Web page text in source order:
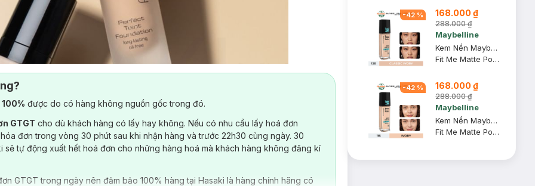
được do có hàng không nguồn gốc trong đó.
GTGT cho dù khách hàng có lấy hay không. Nếu có nhu cầu lấy hoá đơn
đơn trong vòng 30 phút sau khi nhận hàng và trước 22h30 cùng ngày. 30
sẽ tự động xuất hết hoá đơn cho những hàng hoá mà khách hàng không đăng kí
GTGT trong ngày nên đảm bảo 100% hàng tại Hasaki là hàng chính hãng có
-42 % 168.000 ₫
288.000 ₫
Maybelline
Kem Nền Maybelline Mịn Nhẹ Kiềm Dầu Chống Nắng #120 30ml
Fit Me Matte Poreless Foundation SPF 22 PA+++ #120 Classic Ivory
-42 % 168.000 ₫
288.000 ₫
Maybelline
Kem Nền Maybelline Mịn Nhẹ Kiềm Dầu Chống Nắng #115 30ml
Fit Me Matte Poreless Foundation SPF 22 PA+++ #115 Ivory